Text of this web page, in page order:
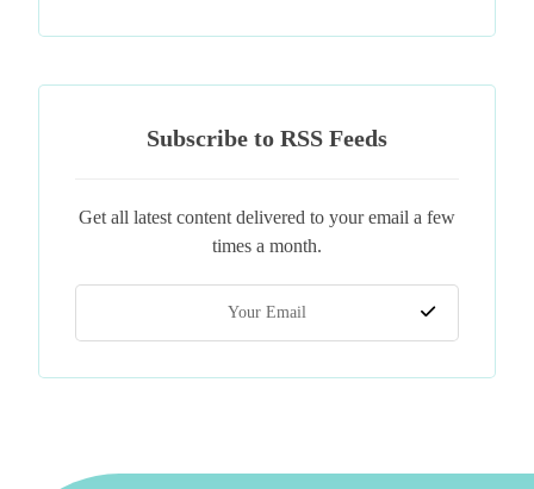
Subscribe to RSS Feeds
Get all latest content delivered to your email a few
times a month.